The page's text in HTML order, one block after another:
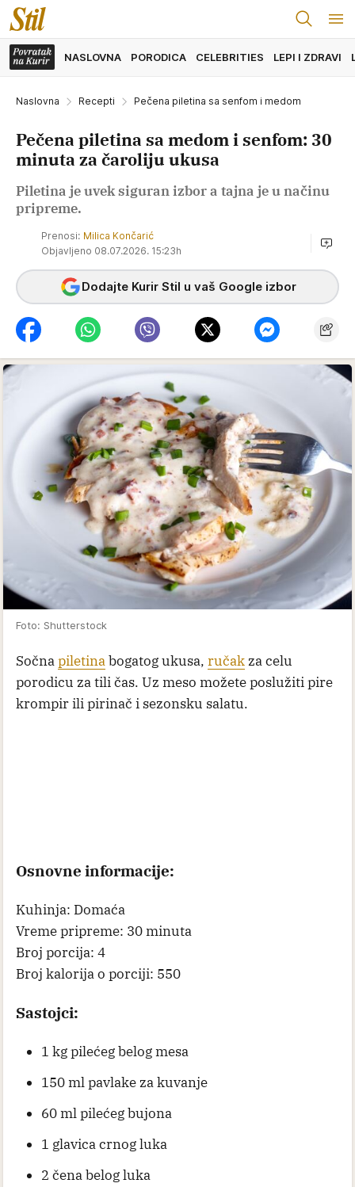
NASLOVNA PORODICA CELEBRITIES LEPI I ZDRAVI
Naslovna Recepti Pečena piletina sa senfom i medom
Pečena piletina sa medom i senfom: 30
minuta za čaroliju ukusa
Piletina je uvek siguran izbor a tajna je u načinu
pripreme.
Prenosi: Milica Končarić
Objavljeno 08.07.2026. 15:23h
Dodajte Kurir Stil u vaš Google izbor
Foto: Shutterstock
Sočnapiletinabogatog ukusa, ručakza celu
porodicu za tili čas. Uz meso možete poslužiti pire
krompir ili pirinač i sezonsku salatu.
Osnovne informacije:
Kuhinja: Domaća
Vreme pripreme: 30 minuta
Broj porcija: 4
Broj kalorija o porciji: 550
Sastojci:
1 kg pilećeg belog mesa
150 ml pavlake za kuvanje
60 ml pilećeg bujona
1 glavica crnog luka
2 čena belog luka